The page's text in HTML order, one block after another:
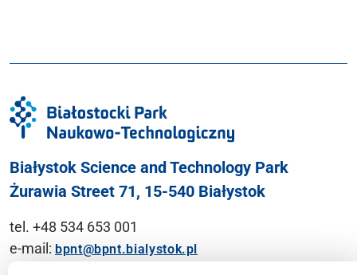
Białystok Science and Technology Park
Żurawia Street 71, 15-540 Białystok
tel. +48 534 653 001
e-mail: bpnt@bpnt.bialystok.pl